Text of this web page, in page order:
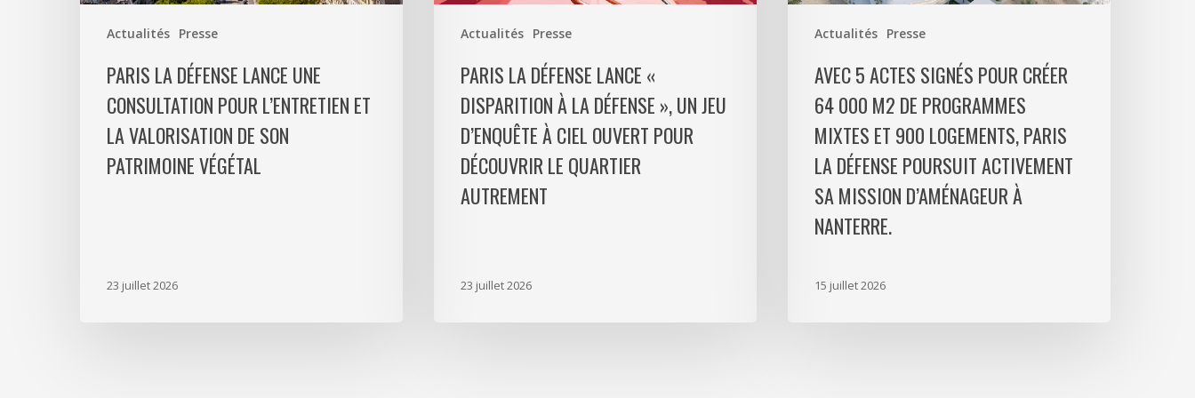
Actualités Presse
valorisation
patrimoine
végétal
PARIS LA DÉFENSE LANCE UNE
CONSULTATION POUR L’ENTRETIEN ET
LA VALORISATION DE SON
PATRIMOINE VÉGÉTAL
23 juillet 2026
Actualités Presse
d’enquête
ouvert
découvrir
PARIS LA DÉFENSE LANCE «
DISPARITION À LA DÉFENSE », UN JEU
D’ENQUÊTE À CIEL OUVERT POUR
DÉCOUVRIR LE QUARTIER
AUTREMENT
23 juillet 2026
Actualités Presse
programmes
logements,
Paris
Défense
poursuit
mission
AVEC 5 ACTES SIGNÉS POUR CRÉER
64 000 M2 DE PROGRAMMES
MIXTES ET 900 LOGEMENTS, PARIS
LA DÉFENSE POURSUIT ACTIVEMENT
SA MISSION D’AMÉNAGEUR À
NANTERRE.
15 juillet 2026